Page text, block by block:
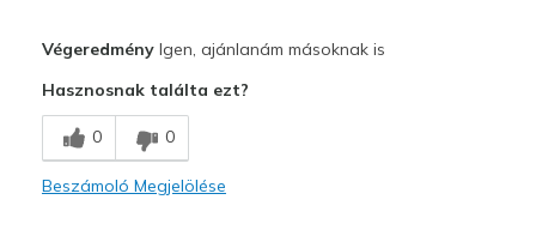
Comfortable
Stylish
VégeredményIgen, ajánlanám másoknak is
Hasznosnak találta ezt?
0 0
Beszámoló Megjelölése